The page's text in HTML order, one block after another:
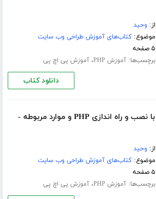
از: وحید
موضوع:کتاب‌های آموزش طراحی وب سایت
۵ صفحه
برچسب‌ها:آموزش PHP ،آموزش پی اچ پی
دانلود کتاب
دانلود کتاب آشنایی با نصب و راه اندازی PHP و موارد مربوطه -
از: وحید
موضوع:کتاب‌های آموزش طراحی وب سایت
۵ صفحه
برچسب‌ها:آموزش PHP ،آموزش پی اچ پی